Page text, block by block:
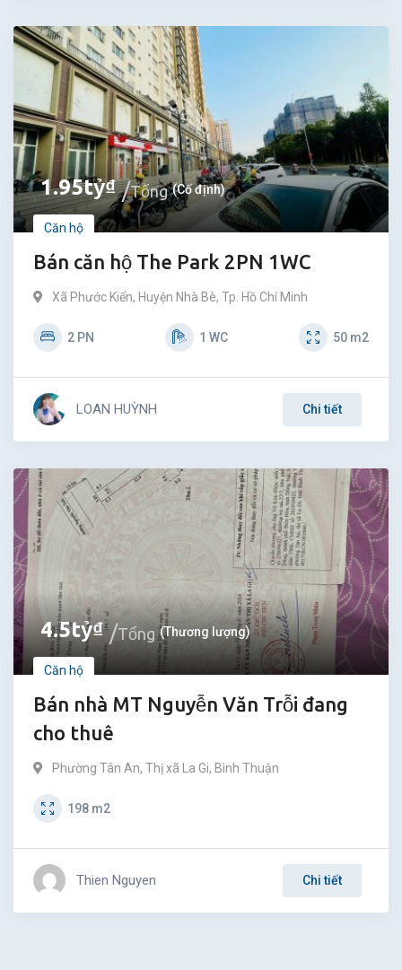
1.95tỷ₫ Tổng (Cố định)
Căn hộ
Bán căn hộ The Park 2PN 1WC
Xã Phước Kiển, Huyện Nhà Bè, Tp. Hồ Chí Minh
2 PN 1 WC 50 m2
LOAN HUỲNH Chi tiết
4.5tỷ₫ Tổng (Thương lượng)
Căn hộ
Bán nhà MT Nguyễn Văn Trỗi đang
cho thuê
Phường Tân An, Thị xã La Gi, Bình Thuận
198 m2
Thien Nguyen Chi tiết